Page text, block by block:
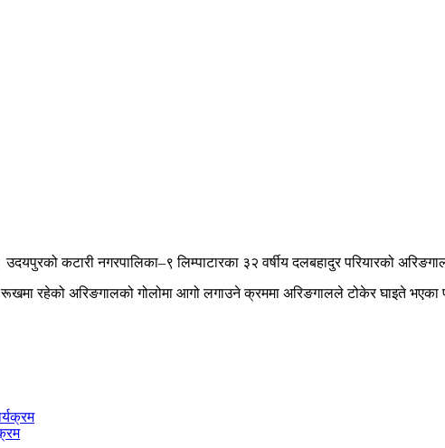
कटारी नगरपालिका–९ लिम्पाटारका ३२ वर्षीय दलबहादुर परियारको
रहेको अरिङगालको गोलोमा आगो लगाउने क्रममा अरिङगालले टोकेर घाइते भएका